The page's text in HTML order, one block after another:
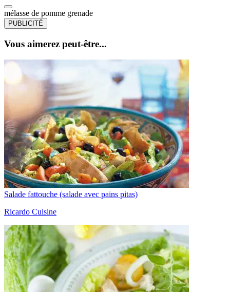
mélasse de pomme grenade
PUBLICITÉ
Vous aimerez peut-être...
Salade fattouche (salade avec pains pitas)
Ricardo Cuisine